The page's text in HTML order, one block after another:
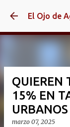
El Ojo de
QUIEREN
15% EN
marzo 07, 2025